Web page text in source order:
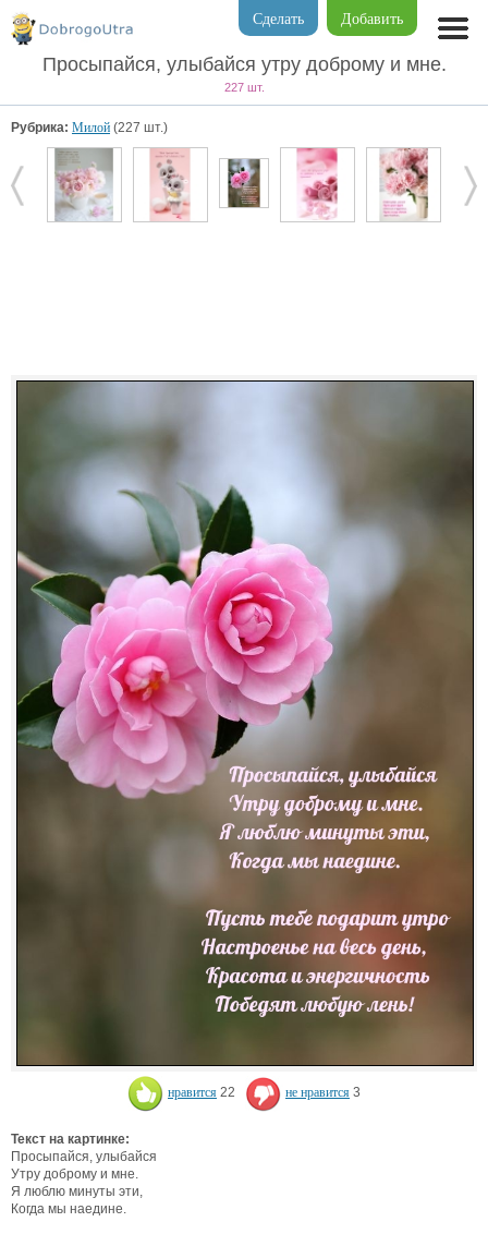
Добавить
Сделать
Просыпайся, улыбайся утру доброму и мне.
227 шт.
Рубрика: Милой (227 шт.)
нравится 22 не нравится 3
Текст на картинке:
Просыпайся, улыбайся
Утру доброму и мне.
Я люблю минуты эти,
Когда мы наедине.